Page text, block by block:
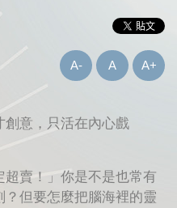
A- A A+
創意，只活在內心戲
賣！」你是不是也常有
但要怎麼把腦海裡的靈